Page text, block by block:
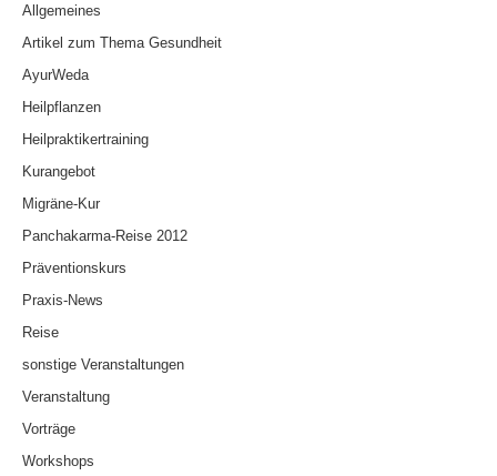
Allgemeines
Artikel zum Thema Gesundheit
AyurWeda
Heilpflanzen
Heilpraktikertraining
Kurangebot
Migräne-Kur
Panchakarma-Reise 2012
Präventionskurs
Praxis-News
Reise
sonstige Veranstaltungen
Veranstaltung
Vorträge
Workshops